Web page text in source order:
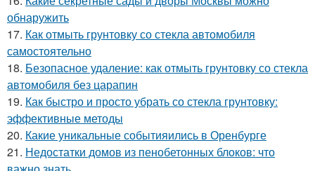
обнаружить
17. Как отмыть грунтовку со стекла автомобиля
самостоятельно
18. Безопасное удаление: как отмыть грунтовку со стекла
автомобиля без царапин
19. Как быстро и просто убрать со стекла грунтовку:
эффективные методы
20. Какие уникальные событияились в Оренбурге
21. Недостатки домов из пенобетонных блоков: что